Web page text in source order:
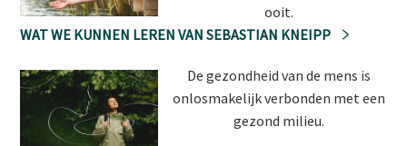
ooit.
WAT WE KUNNEN LEREN VAN SEBASTIAN KNEIPP
De gezondheid van de mens is
onlosmakelijk verbonden met een
gezond milieu.